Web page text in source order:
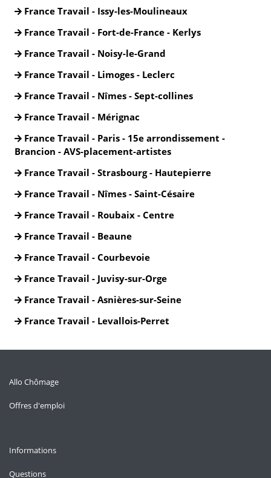
France Travail - Issy-les-Moulineaux
France Travail - Fort-de-France - Kerlys
France Travail - Noisy-le-Grand
France Travail - Limoges - Leclerc
France Travail - Nîmes - Sept-collines
France Travail - Mérignac
France Travail - Paris - 15e arrondissement -
Brancion - AVS-placement-artistes
France Travail - Strasbourg - Hautepierre
France Travail - Nîmes - Saint-Césaire
France Travail - Roubaix - Centre
France Travail - Beaune
France Travail - Courbevoie
France Travail - Juvisy-sur-Orge
France Travail - Asnières-sur-Seine
France Travail - Levallois-Perret
Allo Chômage
Offres d'emploi
Informations
Questions